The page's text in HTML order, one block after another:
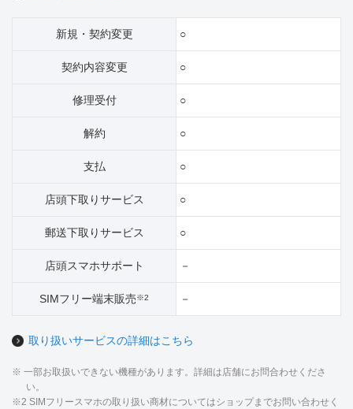
新規・契約変更 ○
契約内容変更 ○
修理受付 ○
解約 ○
支払 ○
店頭下取りサービス ○
郵送下取りサービス ○
店頭スマホサポート －
SIMフリー端末販売※2 －
取り扱いサービスの詳細はこちら
※ 一部お取扱いできない機種があります。詳細は店舗にお問合わせくださ
い。
※2 SIMフリースマホの取り扱い商材についてはショップまでお問い合わせく